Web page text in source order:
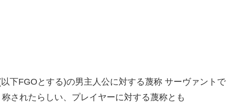
下FGOとする)の男主人公に対する蔑称 サーヴァントで
されたらしい、プレイヤーに対する蔑称とも